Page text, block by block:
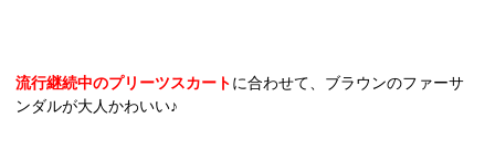
流行継続中のプリーツスカートに合わせて、ブラウンのファーサ
ンダルが大人かわいい♪